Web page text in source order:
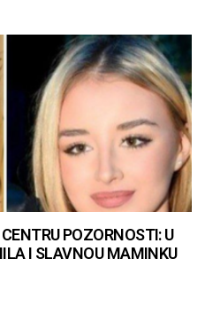
POZORNOSTI: U
I SLAVNOU MAMINKU